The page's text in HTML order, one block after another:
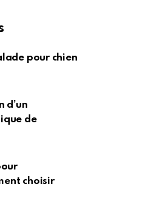
pour chien
d’un
de
choisir